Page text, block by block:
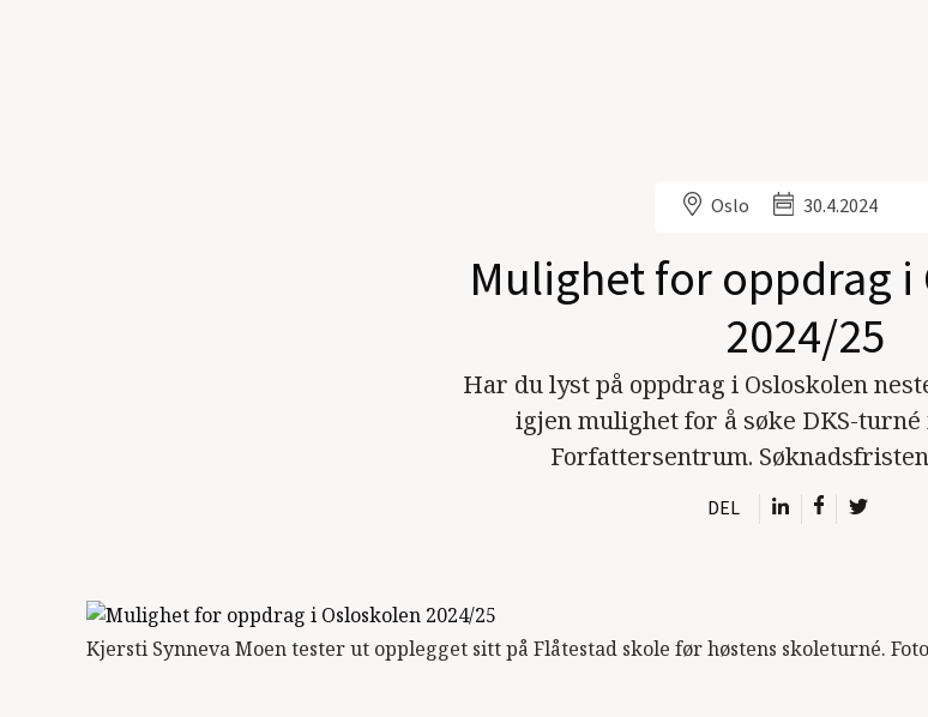
Oslo 30.4.2024
Mulighet for oppdrag i
2024/25
Har du lyst på oppdrag i Osloskolen
igjen mulighet for å søke DKS-
Forfattersentrum.
DEL
Kjersti Synneva Moen tester ut opplegget sitt på Flåtestad skole før høstens skoleturné.